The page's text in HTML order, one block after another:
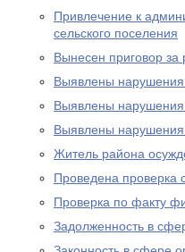
Привлечение к
сельского поселения
Вынесен приговор за
Выявлены
Выявлены нарушения
Выявлены нарушения
Житель района
Проведена проверка
Проверка по факту
Задолженность в